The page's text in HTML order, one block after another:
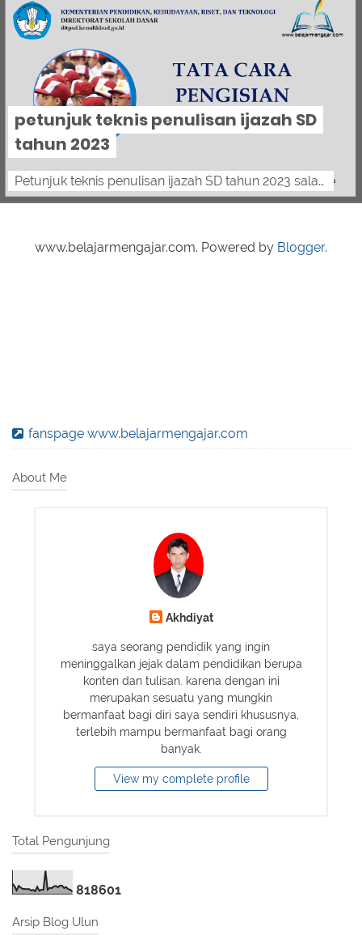
petunjuk teknis penulisan ijazah SD
tahun 2023
Petunjuk teknis penulisan ijazah SD tahun 2023 salam pendidik, berikut petunjuk teknis penulisan ijazah SD tahun 2023 BERDASARKAN PERATUR...
www.belajarmengajar.com. Powered by Blogger.
fanspage www.belajarmengajar.com
About Me
Akhdiyat
saya seorang pendidik yang ingin
meninggalkan jejak dalam pendidikan berupa
konten dan tulisan. karena dengan ini
merupakan sesuatu yang mungkin
bermanfaat bagi diri saya sendiri khususnya,
terlebih mampu bermanfaat bagi orang
banyak.
View my complete profile
Total Pengunjung
818601
Arsip Blog Ulun